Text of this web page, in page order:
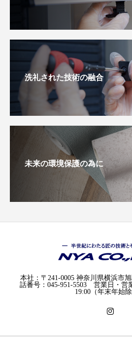
洗礼された技術の融合
未来の環境保護の為に
本社：〒241-0005 神奈川県横浜市
話番号：045-951-5503 営業日・営
19:00（年末年始除